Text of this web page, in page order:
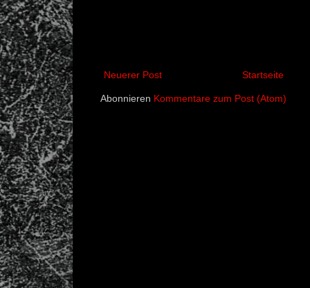
Neuerer Post Startseite
Abonnieren Kommentare zum Post (Atom)